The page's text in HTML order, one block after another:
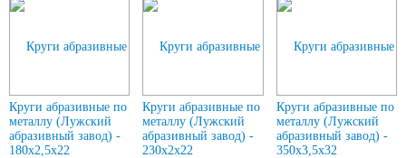
Круги абразивные по
металлу (Лужский
абразивный завод) -
180х2,5х22
Круги абразивные по
металлу (Лужский
абразивный завод) -
230х2х22
Круги абразивные по
металлу (Лужский
абразивный завод) -
350х3,5х32